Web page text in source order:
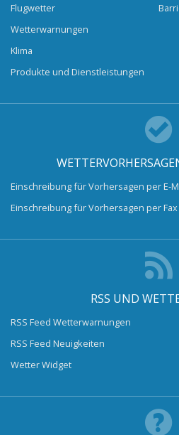
Flugwetter
Wetterwarnungen
Klima
Produkte und Dienstleistungen
Einschreibung für Vorhersagen per E-
Einschreibung für Vorhersagen per Fax
RSS UND
RSS Feed Wetterwarnungen
RSS Feed Neuigkeiten
Wetter Widget